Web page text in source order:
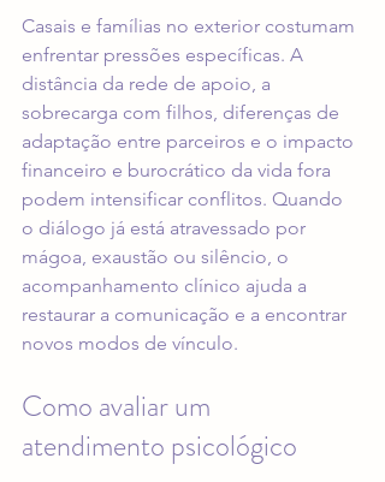
Casais e famílias no exterior costumam
enfrentar pressões específicas. A
distância da rede de apoio, a
sobrecarga com filhos, diferenças de
adaptação entre parceiros e o impacto
financeiro e burocrático da vida fora
podem intensificar conflitos. Quando
o diálogo já está atravessado por
mágoa, exaustão ou silêncio, o
acompanhamento clínico ajuda a
restaurar a comunicação e a encontrar
novos modos de vínculo.
Como avaliar um
atendimento psicológico